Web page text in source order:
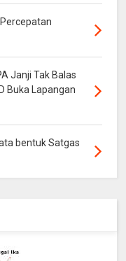
Janji Tak Balas
Buka Lapangan
bentuk Satgas